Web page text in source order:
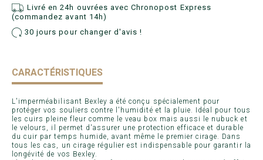
Livré en 24h ouvrées avec Chronopost Express
(commandez avant 14h)
30 jours pour changer d'avis !
CARACTÉRISTIQUES
L'imperméabilisant Bexley a été conçu spécialement pour
protéger vos souliers contre l'humidité et la pluie. Idéal pour tous
les cuirs pleine fleur comme le veau box mais aussi le nubuck et
le velours, il permet d'assurer une protection efficace et durable
du cuir par temps humide, avant même le premier cirage. Dans
tous les cas, un cirage régulier est indispensable pour garantir la
longévité de vos Bexley.